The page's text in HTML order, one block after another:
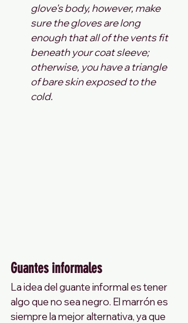
glove's body, however, make
sure the gloves are long
enough that all of the vents fit
beneath your coat sleeve;
otherwise, you have a triangle
of bare skin exposed to the
cold.
Guantes informales
La idea del guante informal es tener
algo que no sea negro. El marrón es
siempre la mejor alternativa, ya que